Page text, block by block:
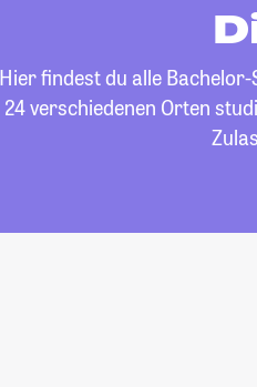
Hier findest du alle
24 verschiedenen Orten